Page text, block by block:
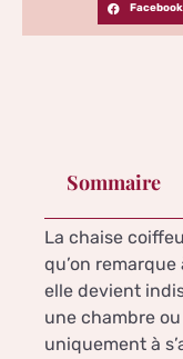
Facebook
Sommaire
La chaise
qu’on
elle devient
une chambre
uniquement à